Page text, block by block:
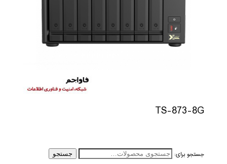
TS-873-8G
جستجو برای: جستجو